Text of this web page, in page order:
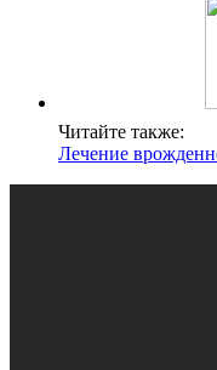
Читайте также:
Лечение